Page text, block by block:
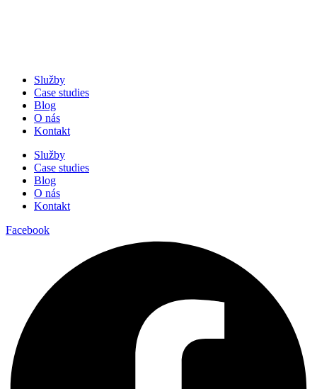
Služby
Case studies
Blog
O nás
Kontakt
Služby
Case studies
Blog
O nás
Kontakt
Facebook